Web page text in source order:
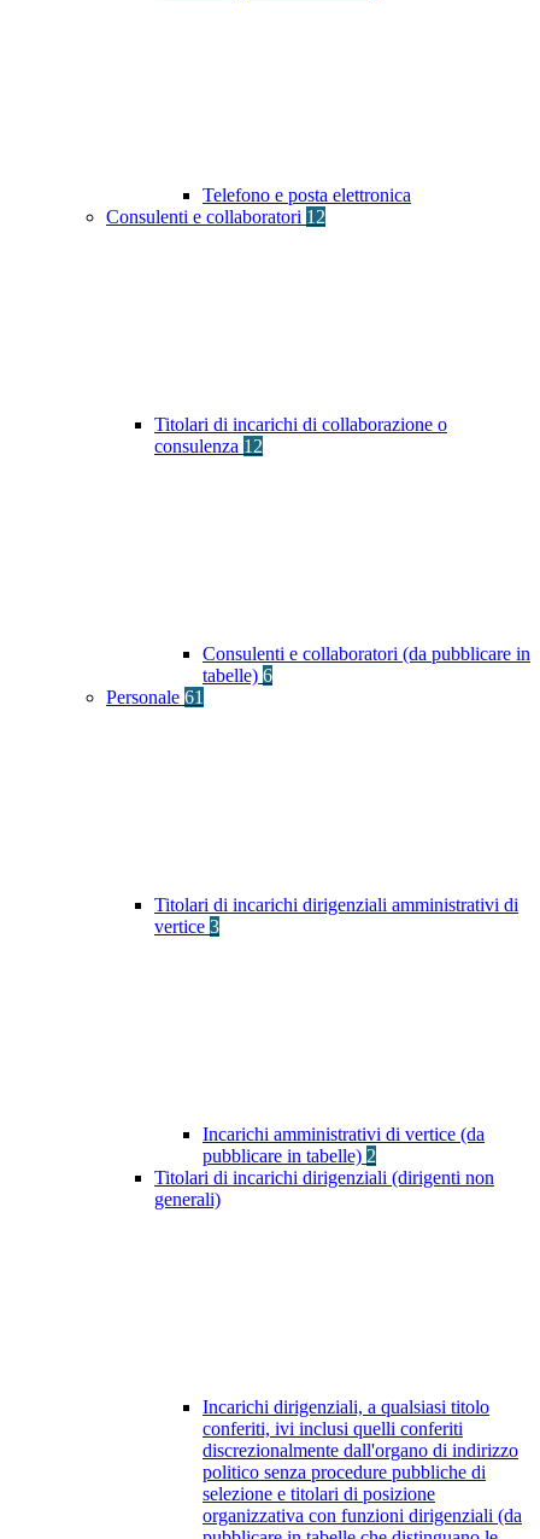
Telefono e posta elettronica
Consulenti e collaboratori 12
Titolari di incarichi di collaborazione o
consulenza 12
Consulenti e collaboratori (da pubblicare in
tabelle) 6
Personale 61
Titolari di incarichi dirigenziali amministrativi di
vertice 3
Incarichi amministrativi di vertice (da
pubblicare in tabelle) 2
Titolari di incarichi dirigenziali (dirigenti non
generali)
Incarichi dirigenziali, a qualsiasi titolo
conferiti, ivi inclusi quelli conferiti
discrezionalmente dall'organo di indirizzo
politico senza procedure pubbliche di
selezione e titolari di posizione
organizzativa con funzioni dirigenziali (da